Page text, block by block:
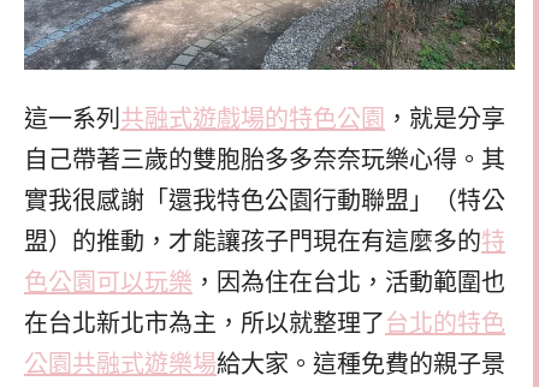
這一系列 共融式遊戲場的特色公園 ，就是分享
自己帶著三歲的雙胞胎多多奈奈玩樂心得。其
實我很感謝「還我特色公園行動聯盟」（特公
盟）的推動，才能讓孩子門現在有這麼多的特
色公園可以玩樂 ，因為住在台北，活動範圍也
在台北新北市為主，所以就整理了台北的特色
公園共融式遊樂場給大家。這種免費的親子景